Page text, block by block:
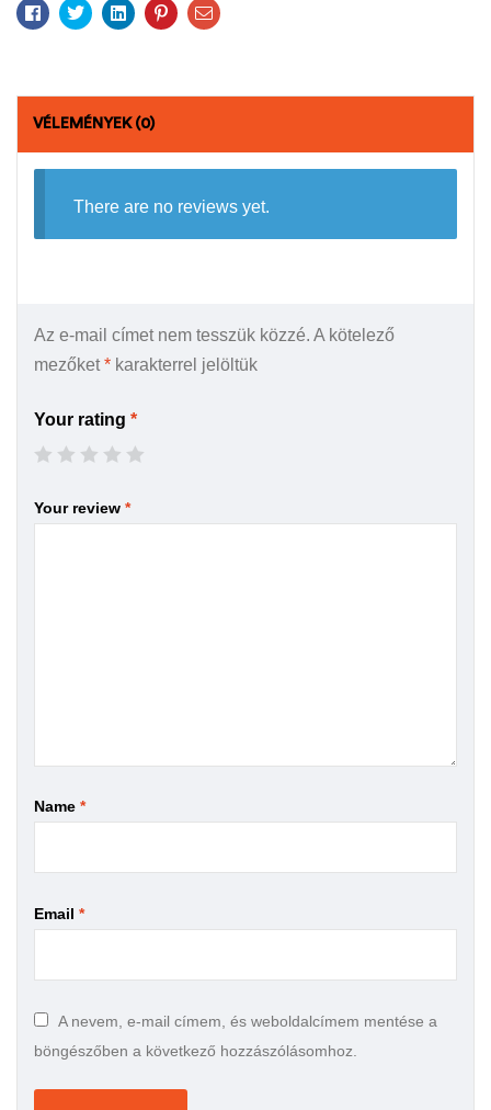
Facebook
TwitterLinkedinPinterestEmail
VÉLEMÉNYEK (0)
There are no reviews yet.
Az e-mail címet nem tesszük közzé. A kötelező
mezőket* karakterrel jelöltük
Your rating *
Your review *
Name *
Email *
A nevem, e-mail címem, és weboldalcímem mentése a
böngészőben a következő hozzászólásomhoz.